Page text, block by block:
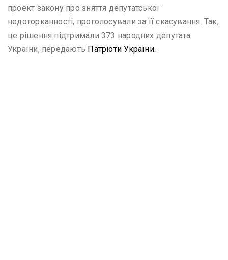
проект закону про зняття депутатської
недоторканності, проголосували за її скасування. Так,
це рішення підтримали 373 народних депутата
України, передають Патріоти України.